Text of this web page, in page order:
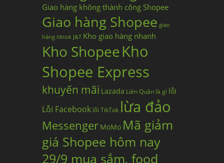
Giao hàng không thành công Shopee
Giao hàng Shopee giao
hàng tiktok J&T Kho giao hàng nhanh
Kho ShopeeKho
Shopee Express
khuyến mãi Lazada Liên Quân là gì lỗi
Lỗi Facebook lỗi TikTok lừa đảo
Messenger MoMo Mã giảm
giá Shopee hôm nay
29/9 mua sắm, food